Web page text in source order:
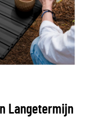
Langetermijn